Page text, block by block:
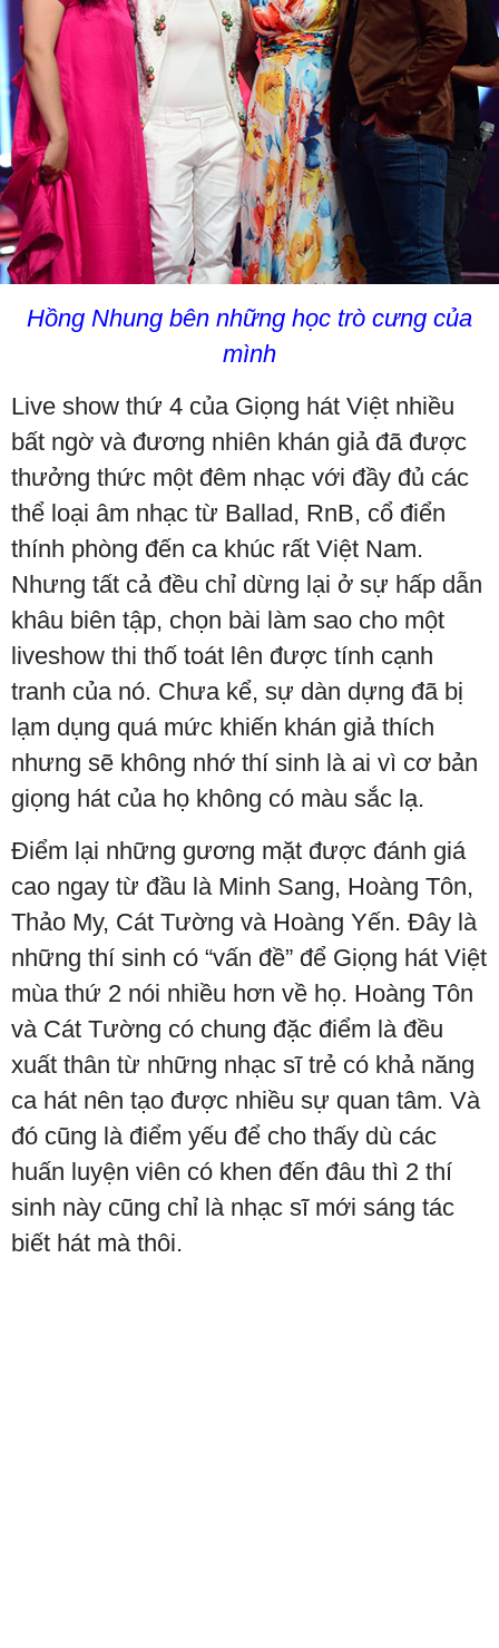
Hồng Nhung bên những học trò cưng của
mình
Live show thứ 4 của Giọng hát Việt nhiều
bất ngờ và đương nhiên khán giả đã được
thưởng thức một đêm nhạc với đầy đủ các
thể loại âm nhạc từ Ballad, RnB, cổ điển
thính phòng đến ca khúc rất Việt Nam.
Nhưng tất cả đều chỉ dừng lại ở sự hấp dẫn
khâu biên tập, chọn bài làm sao cho một
liveshow thi thố toát lên được tính cạnh
tranh của nó. Chưa kể, sự dàn dựng đã bị
lạm dụng quá mức khiến khán giả thích
nhưng sẽ không nhớ thí sinh là ai vì cơ bản
giọng hát của họ không có màu sắc lạ.
Điểm lại những gương mặt được đánh giá
cao ngay từ đầu là Minh Sang, Hoàng Tôn,
Thảo My, Cát Tường và Hoàng Yến. Đây là
những thí sinh có “vấn đề” để Giọng hát Việt
mùa thứ 2 nói nhiều hơn về họ. Hoàng Tôn
và Cát Tường có chung đặc điểm là đều
xuất thân từ những nhạc sĩ trẻ có khả năng
ca hát nên tạo được nhiều sự quan tâm. Và
đó cũng là điểm yếu để cho thấy dù các
huấn luyện viên có khen đến đâu thì 2 thí
sinh này cũng chỉ là nhạc sĩ mới sáng tác
biết hát mà thôi.